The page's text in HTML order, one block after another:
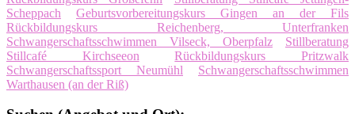
Scheppach
Geburtsvorbereitungskurs Gingen an der Fils
Rückbildungskurs Reichenberg, Unterfranken
Schwangerschaftsschwimmen Vilseck, Oberpfalz
Stillberatung
Stillcafé Kirchseeon
Rückbildungskurs Pritzwalk
Schwangerschaftssport Neumühl
Schwangerschaftsschwimmen
Warthausen (an der Riß)